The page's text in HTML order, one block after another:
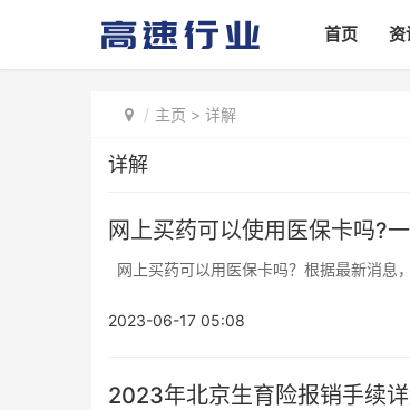
首页 资
主页 > 详解
详解
网上买药可以使用医保卡吗?
网上买药可以用医保卡吗？根据最新消息
2023-06-17 05:08
2023年北京生育险报销手续